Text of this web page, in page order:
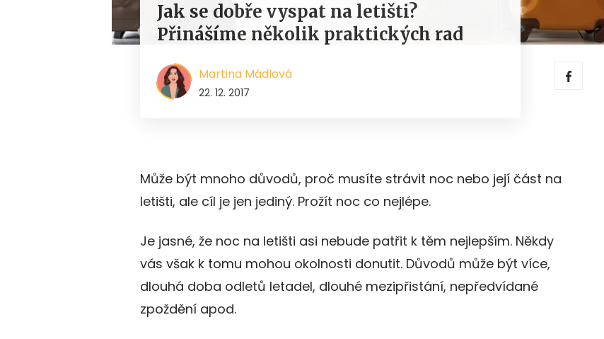
Jak se dobře vyspat na letišti?
Přinášíme několik praktických rad
Martina Mádlová
22. 12. 2017
Může být mnoho důvodů, proč musíte strávit noc nebo její část na
letišti, ale cíl je jen jediný. Prožít noc co nejlépe.
Je jasné, že noc na letišti asi nebude patřit k těm nejlepším. Někdy
vás však k tomu mohou okolnosti donutit. Důvodů může být více,
dlouhá doba odletů letadel, dlouhé mezipřistání, nepředvídané
zpoždění apod.